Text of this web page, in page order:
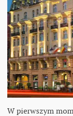
W pierwszym